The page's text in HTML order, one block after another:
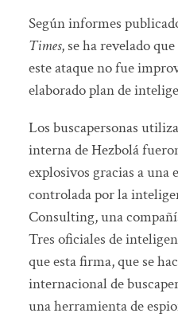
Según informes
Times, se ha revelado
este ataque no fue
elaborado plan de
Los buscapersonas
interna de Hezbolá
explosivos gracias a una
controlada por la
Consulting, una
Tres oficiales de
que esta firma, que se
internacional de
una herramienta de